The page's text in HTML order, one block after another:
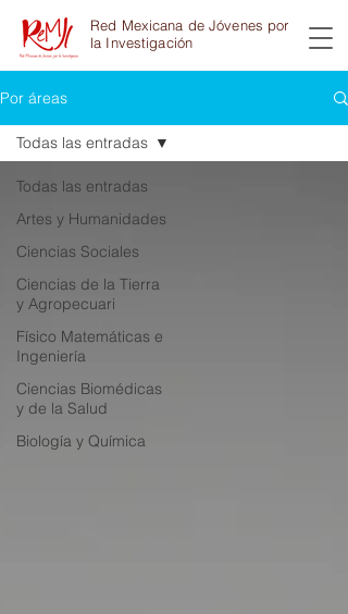
Red Mexicana de Jóvenes por
la Investigación
Por áreas
Todas las entradas
Artes y Humanidades
Ciencias Sociales
Ciencias de la Tierra
y Agropecuari
Físico Matemáticas e
Ingeniería
Ciencias Biomédicas
y de la Salud
Biología y Química
Todas las entradas